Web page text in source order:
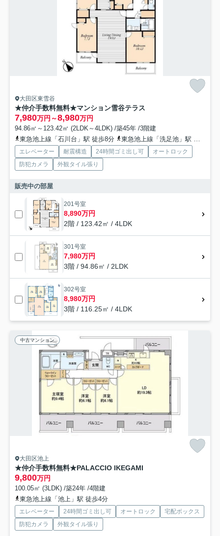
大田区東雪谷
★仲介手数料無料★マンション雪谷テラス
7,980万円～8,980万円
94.86㎡～123.42㎡ (2LDK～4LDK) /築45年 /3階建
東急池上線「石川台」駅 徒歩8分
東急池上線「洗足池」駅 徒歩13分
エレベーター 耐震構造 24時間ゴミ出し可
オートロック
防犯カメラ
外観タイル張り
販売中の部屋
201号室
8,890万円
2階 / 123.42㎡ / 4LDK
301号室
7,980万円
3階 / 94.86㎡ / 2LDK
302号室
8,980万円
3階 / 116.25㎡ / 4LDK
中古マンション
大田区池上
★仲介手数料無料★PALACCIO IKEGAMI
9,800万円
100.05㎡ (3LDK) /築24年 /4階建
東急池上線「池上」駅 徒歩4分
エレベーター 24時間ゴミ出し可 オートロック
宅配ボックス
防犯カメラ
外観タイル張り